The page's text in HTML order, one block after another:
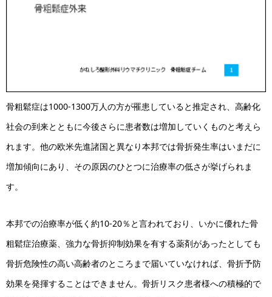
骨粗鬆症は1000-1300万人の方が罹患していると推定され、高齢化
社会の到来とともに今後さらに患者数は増加していくものと考えら
れます。他の欧米先進諸国と異なり本邦では骨折発生率はいまだに
増加傾向にあり、その原因のひとつに治療率の低さが挙げられま
す。
本邦での治療率が低く約10-20％と言われており、いかに優れた骨
粗鬆症治療薬、強力な骨折抑制効果を有する薬剤があったとしても
骨折危険性の高い高齢者のところまで届いていなければ、骨折予防
効果を発揮することはできません。骨折リスク患者様への積極的で